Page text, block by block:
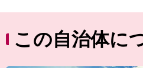
この自治体に